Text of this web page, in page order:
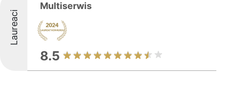
Laureaci
Multiserwis
8.5